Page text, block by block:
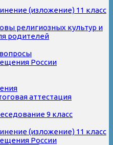
(изложение) 11 класс
религиозных культур и
родителей
России
аттестация
9 класс
(изложение) 11 класс
России